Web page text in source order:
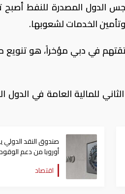
الدول المصدرة للنفط أصبح
الخدمات لشعوبها.
في دبي مؤخراً، هو تنويع
للمالية العامة في الدول
صندوق النقد الدولي
أوروبا من دعم الوقود
لكبح أسعار الطاقة
اقتصاد